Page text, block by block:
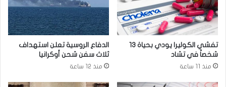
ب
ا
ت
ل
ق
ب
تفشي الكوليرا يودي بحياة 13
شخصاً في تشاد
منذ 11 ساعة
الدفاع الروسية تعلن استهداف
ثلاث سفن شحن أوكرانيا
منذ 12 ساعة